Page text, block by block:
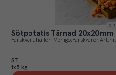
0.2
Sötpotatis Tärnad 20x20mm
Färskvaruhallen Menigo Färskvaror Art.nr.
ST
1x5 kg